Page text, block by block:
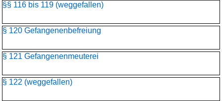
§§ 116 bis 119 (weggefallen)
§ 120 Gefangenenbefreiung
§ 121 Gefangenenmeuterei
§ 122 (weggefallen)